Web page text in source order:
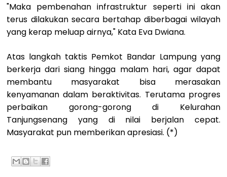
"Maka pembenahan infrastruktur seperti ini akan
terus dilakukan secara bertahap diberbagai wilayah
yang kerap meluap airnya," Kata Eva Dwiana.
Atas langkah taktis Pemkot Bandar Lampung yang
berkerja dari siang hingga malam hari, agar dapat
membantu masyarakat bisa merasakan
kenyamanan dalam beraktivitas. Terutama progres
perbaikan gorong-gorong di Kelurahan
Tanjungsenang yang di nilai berjalan cepat.
Masyarakat pun memberikan apresiasi. (*)